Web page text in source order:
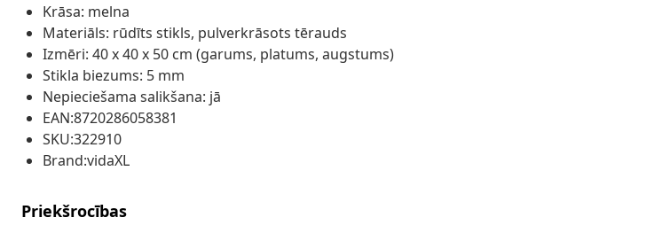
Krāsa: melna
Materiāls: rūdīts stikls, pulverkrāsots tērauds
Izmēri: 40 x 40 x 50 cm (garums, platums, augstums)
Stikla biezums: 5 mm
Nepieciešama salikšana: jā
EAN:8720286058381
SKU:322910
Brand:vidaXL
Priekšrocības